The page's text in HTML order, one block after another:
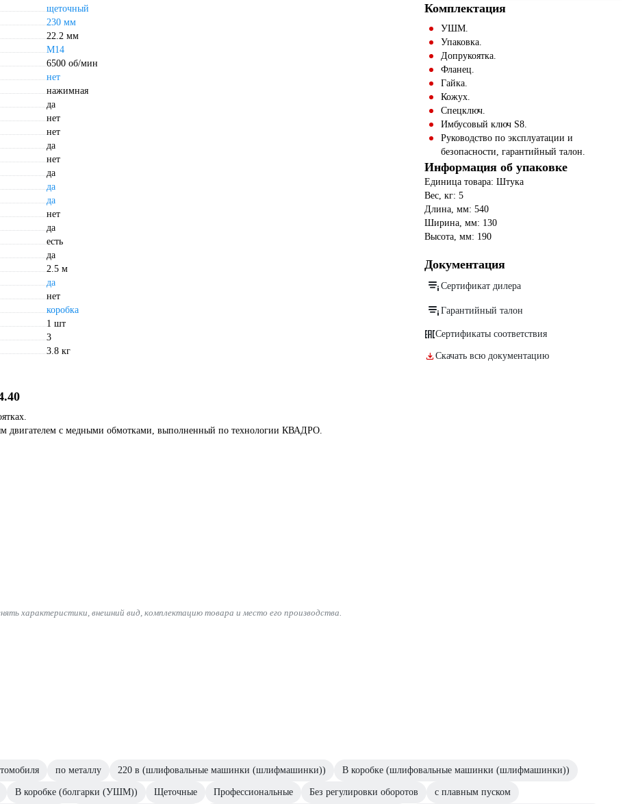
щеточный
230 мм
22.2 мм
М14
6500 об/мин
нет
нажимная
да
нет
нет
да
нет
да
да
да
нет
да
есть
да
2.5 м
да
нет
коробка
1 шт
3
3.8 кг
с медными обмотками, выполненный по технологии КВАДРО.
характеристики, внешний вид, комплектацию товара и место его производства.
Комплектация
УШМ.
Упаковка.
Допрукоятка.
Фланец.
Гайка.
Кожух.
Спецключ.
Имбусовый ключ S8.
Руководство по эксплуатации и
безопасности, гарантийный талон.
Информация об упаковке
Единица товара: Штука
Вес, кг: 5
Длина, мм: 540
Ширина, мм: 130
Высота, мм: 190
Документация
Сертификат дилера
Гарантийный талон
Сертификаты соответствия
Скачать всю документацию
по металлу 220 в (шлифовальные машинки (шлифмашинки)) В коробке (шлифовальные машинки (шлифмашинки))
В коробке (болгарки (УШМ)) Щеточные Профессиональные Без регулировки оборотов с плавным пуском